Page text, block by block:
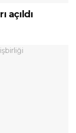
açıldı